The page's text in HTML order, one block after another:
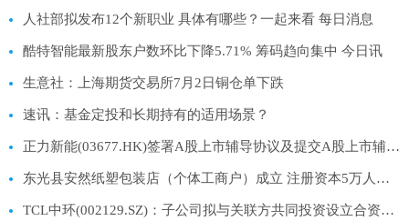
人社部拟发布12个新职业 具体有哪些？一起来看 每日消息
酷特智能最新股东户数环比下降5.71% 筹码趋向集中 今日讯
生意社：上海期货交易所7月2日铜仓单下跌
速讯：基金定投和长期持有的适用场景？
正力新能(03677.HK)签署A股上市辅导协议及提交A股上市辅导备案申请|短讯
东光县安然纸塑包装店（个体工商户）成立 注册资本5万人民币-当前热点
TCL中环(002129.SZ)：子公司拟与关联方共同投资设立合资公司